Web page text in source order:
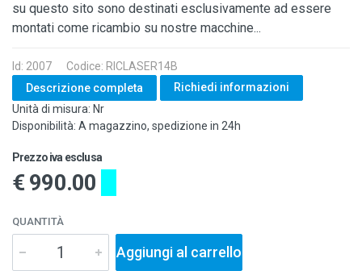
su questo sito sono destinati esclusivamente ad essere
montati come ricambio su nostre macchine...
Id: 2007
Codice: RICLASER14B
Descrizione completa
Richiedi informazioni
Unità di misura: Nr
Disponibilità: A magazzino, spedizione in 24h
Prezzo iva esclusa
€ 990.00
QUANTITÀ
Aggiungi al carrello